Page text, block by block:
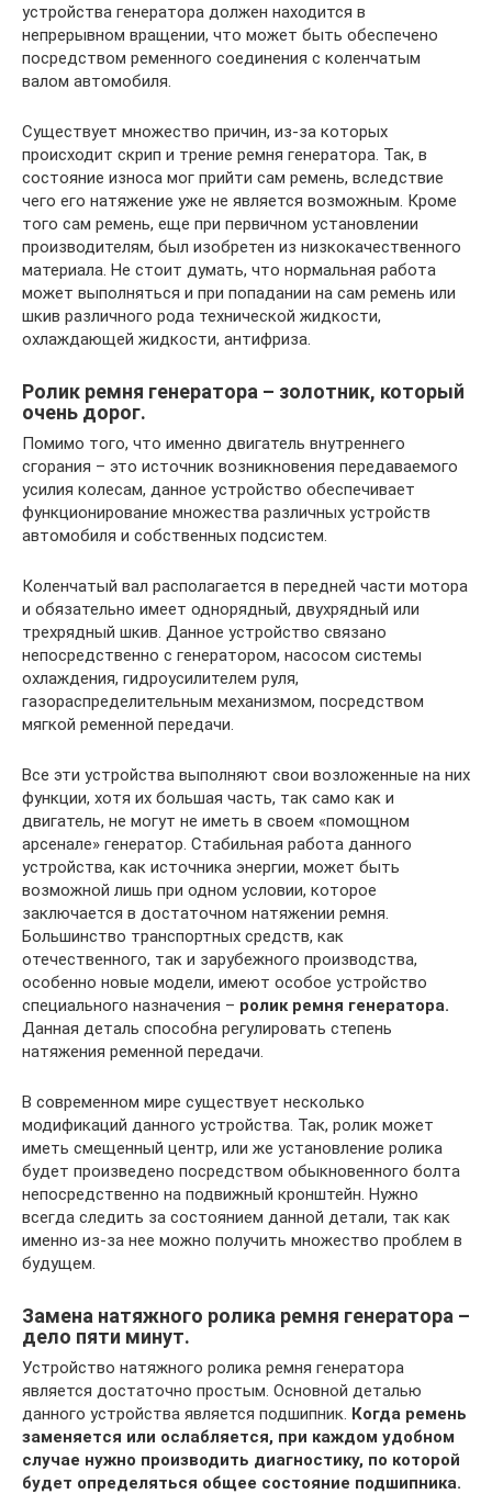
устройства генератора должен находится в
непрерывном вращении, что может быть обеспечено
посредством ременного соединения с коленчатым
валом автомобиля.
Существует множество причин, из-за которых
происходит скрип и трение ремня генератора. Так, в
состояние износа мог прийти сам ремень, вследствие
чего его натяжение уже не является возможным. Кроме
того сам ремень, еще при первичном установлении
производителям, был изобретен из низкокачественного
материала. Не стоит думать, что нормальная работа
может выполняться и при попадании на сам ремень или
шкив различного рода технической жидкости,
охлаждающей жидкости, антифриза.
Ролик ремня генератора – золотник, который
очень дорог.
Помимо того, что именно двигатель внутреннего
сгорания – это источник возникновения передаваемого
усилия колесам, данное устройство обеспечивает
функционирование множества различных устройств
автомобиля и собственных подсистем.
Коленчатый вал располагается в передней части мотора
и обязательно имеет однорядный, двухрядный или
трехрядный шкив. Данное устройство связано
непосредственно с генератором, насосом системы
охлаждения, гидроусилителем руля,
газораспределительным механизмом, посредством
мягкой ременной передачи.
Все эти устройства выполняют свои возложенные на них
функции, хотя их большая часть, так само как и
двигатель, не могут не иметь в своем «помощном
арсенале» генератор. Стабильная работа данного
устройства, как источника энергии, может быть
возможной лишь при одном условии, которое
заключается в достаточном натяжении ремня.
Большинство транспортных средств, как
отечественного, так и зарубежного производства,
особенно новые модели, имеют особое устройство
специального назначения – ролик ремня генератора.
Данная деталь способна регулировать степень
натяжения ременной передачи.
В современном мире существует несколько
модификаций данного устройства. Так, ролик может
иметь смещенный центр, или же установление ролика
будет произведено посредством обыкновенного болта
непосредственно на подвижный кронштейн. Нужно
всегда следить за состоянием данной детали, так как
именно из-за нее можно получить множество проблем в
будущем.
Замена натяжного ролика ремня генератора –
дело пяти минут.
Устройство натяжного ролика ремня генератора
является достаточно простым. Основной деталью
данного устройства является подшипник. Когда ремень
заменяется или ослабляется, при каждом удобном
случае нужно производить диагностику, по которой
будет определяться общее состояние подшипника.